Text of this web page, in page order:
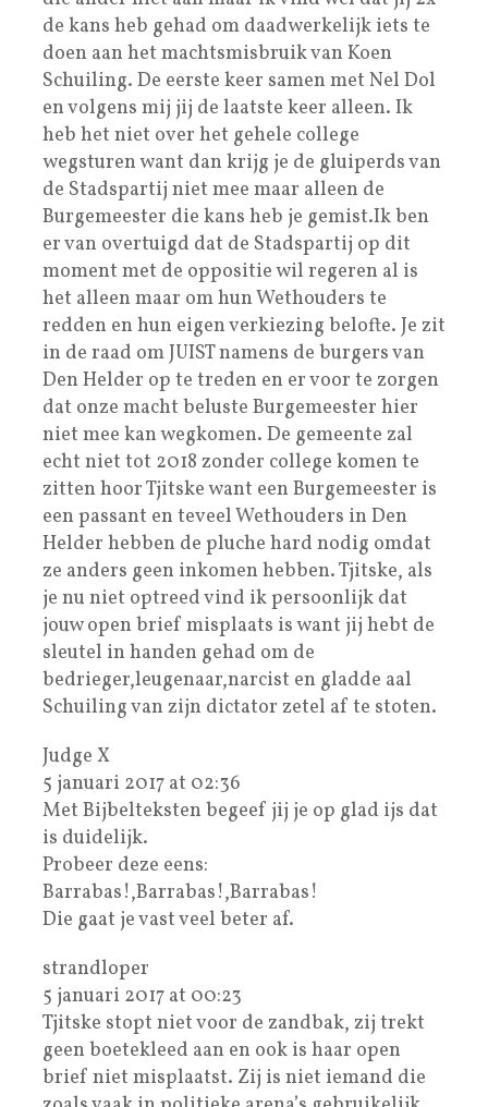
de kans heb gehad om daadwerkelijk iets te
doen aan het machtsmisbruik van Koen
Schuiling. De eerste keer samen met Nel Dol
en volgens mij jij de laatste keer alleen. Ik
heb het niet over het gehele college
wegsturen want dan krijg je de gluiperds van
de Stadspartij niet mee maar alleen de
Burgemeester die kans heb je gemist.Ik ben
er van overtuigd dat de Stadspartij op dit
moment met de oppositie wil regeren al is
het alleen maar om hun Wethouders te
redden en hun eigen verkiezing belofte. Je zit
in de raad om JUIST namens de burgers van
Den Helder op te treden en er voor te zorgen
dat onze macht beluste Burgemeester hier
niet mee kan wegkomen. De gemeente zal
echt niet tot 2018 zonder college komen te
zitten hoor Tjitske want een Burgemeester is
een passant en teveel Wethouders in Den
Helder hebben de pluche hard nodig omdat
ze anders geen inkomen hebben. Tjitske, als
je nu niet optreed vind ik persoonlijk dat
jouw open brief misplaats is want jij hebt de
sleutel in handen gehad om de
bedrieger,leugenaar,narcist en gladde aal
Schuiling van zijn dictator zetel af te stoten.
Judge X
5 januari 2017 at 02:36
Met Bijbelteksten begeef jij je op glad ijs dat
is duidelijk.
Probeer deze eens:
Barrabas!,Barrabas!,Barrabas!
Die gaat je vast veel beter af.
strandloper
5 januari 2017 at 00:23
Tjitske stopt niet voor de zandbak, zij trekt
geen boetekleed aan en ook is haar open
brief niet misplaatst. Zij is niet iemand die